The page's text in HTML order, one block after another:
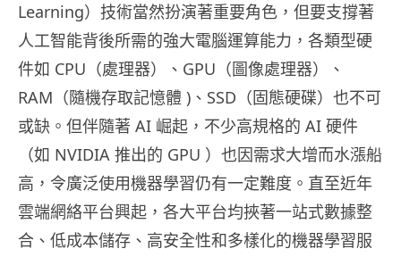
Learning）技術當然扮演著重要角色，但要支撐著
人工智能背後所需的強大電腦運算能力，各類型硬
件如 CPU（處理器）、GPU（圖像處理器）、
RAM（隨機存取記憶體 )、SSD（固態硬碟）也不可
或缺。但伴隨著 AI 崛起，不少高規格的 AI 硬件
（如 NVIDIA 推出的 GPU ）也因需求大增而水漲船
高，令廣泛使用機器學習仍有一定難度。直至近年
雲端網絡平台興起，各大平台均挾著一站式數據整
合、低成本儲存、高安全性和多樣化的機器學習服